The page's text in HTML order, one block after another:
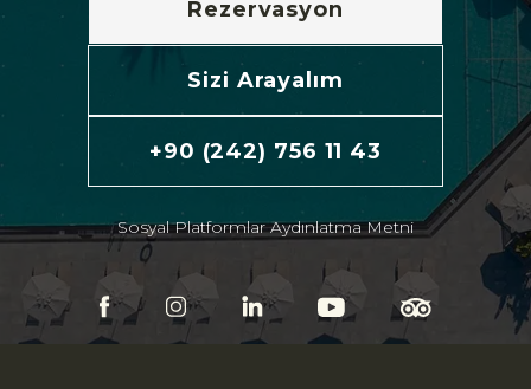
Rezervasyon
Sizi Arayalım
+90 (242) 756 11 43
Sosyal Platformlar Aydınlatma Metni